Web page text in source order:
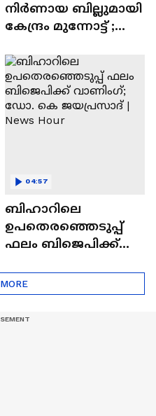
നിർണായ ബില്ലുമായി
കേന്ദ്രം മുന്നോട്ട് ;
പ്രതിപക്ഷം |
Parliament
ബിഹാറിലെ
ഉപതെരഞ്ഞെടുപ്പ്
ഫലം ബിജെപിക്ക്
ജയപ്രസാദ് | News
Hour
04:57